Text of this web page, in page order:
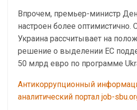
Впрочем, премьер-министр
настроен более оптимистично.
Украина рассчитывает на
решение о выделении ЕС
50 млрд евро по программе
Антикоррупционный
аналитический портал job-